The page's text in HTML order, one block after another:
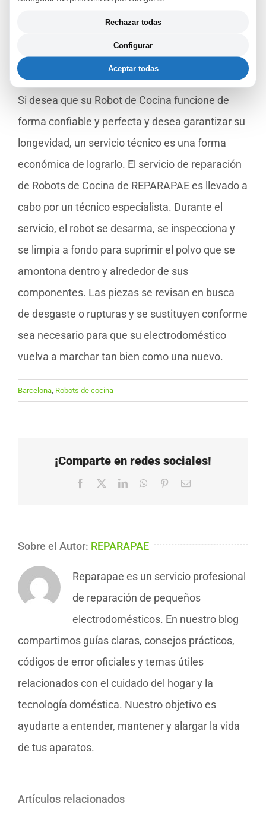
¿Porqué reparar su Robot de
Cocina en REPARAPAE?
Si desea que su Robot de Cocina funcione de
forma confiable y perfecta y desea garantizar su
longevidad, un servicio técnico es una forma
económica de lograrlo. El servicio de reparación
de Robots de Cocina de REPARAPAE es llevado a
cabo por un técnico especialista. Durante el
servicio, el robot se desarma, se inspecciona y
se limpia a fondo para suprimir el polvo que se
amontona dentro y alrededor de sus
componentes. Las piezas se revisan en busca
de desgaste o rupturas y se sustituyen conforme
sea necesario para que su electrodoméstico
vuelva a marchar tan bien como una nuevo.
Barcelona Robots de cocina
¡Comparte en redes sociales!
Facebook LinkedInWhatsApp
PinterestCorreo
Sobre el Autor: REPARAPAE
Reparapae es un servicio profesional
de reparación de pequeños
electrodomésticos. En nuestro blog
compartimos guías claras, consejos prácticos,
códigos de error oficiales y temas útiles
relacionados con el cuidado del hogar y la
tecnología doméstica. Nuestro objetivo es
ayudarte a entender, mantener y alargar la vida
de tus aparatos.
Artículos relacionados
Rechazar todas
Configurar
Aceptar todas